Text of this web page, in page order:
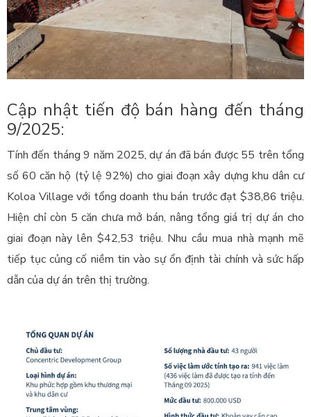
Cập nhật tiến độ bán hàng đến tháng
9/2025:
Tính đến tháng 9 năm 2025, dự án đã bán được 55 trên tổng
số 60 căn hộ (tỷ lệ 92%) cho giai đoạn xây dựng khu dân cư
Koloa Village với tổng doanh thu bán trước đạt $38,86 triệu.
Hiện chỉ còn 5 căn chưa mở bán, nâng tổng giá trị dự án cho
giai đoạn này lên $42,53 triệu. Nhu cầu mua nhà mạnh mẽ
tiếp tục củng cố niềm tin vào sự ổn định tài chính và sức hấp
dẫn của dự án trên thị trường.